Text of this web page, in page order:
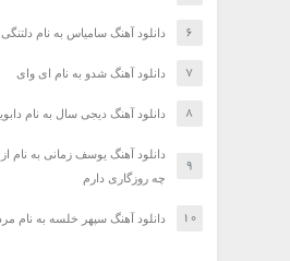
دانلود آهنگ سامیاس به نام دلتنگی
دانلود آهنگ شدو به نام ای وای
دانلود آهنگ دیجی سال به نام دابویز
دانلود آهنگ یوسف زمانی به نام
چه روزگاری دارم
دانلود آهنگ سپهر خلسه به نام